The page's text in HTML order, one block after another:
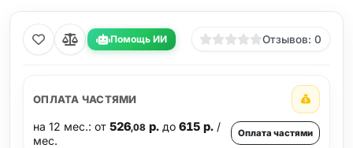
Помощь ИИ Отзывов: 0
ОПЛАТА ЧАСТЯМИ
на 12 мес.: от 526,08 р. до615 р. /
мес.
Оплата частями